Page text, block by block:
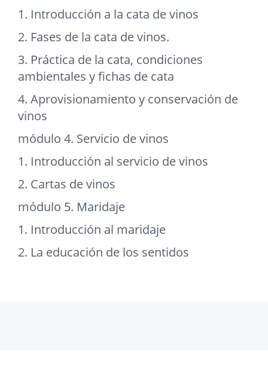
1. Introducción a la cata de vinos
2. Fases de la cata de vinos.
3. Práctica de la cata, condiciones
ambientales y fichas de cata
4. Aprovisionamiento y conservación de
vinos
módulo 4. Servicio de vinos
1. Introducción al servicio de vinos
2. Cartas de vinos
módulo 5. Maridaje
1. Introducción al maridaje
2. La educación de los sentidos